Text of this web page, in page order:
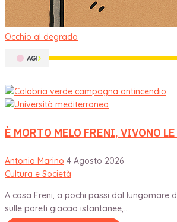
Occhio al degrado
È MORTO MELO FRENI, VIVONO
Antonio Marino 4 Agosto 2026
Cultura e Società
A casa Freni, a pochi passi dal lungomare
sulle pareti giaccio istantanee,...